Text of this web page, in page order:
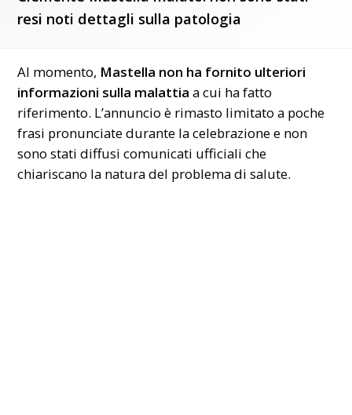
resi noti dettagli sulla patologia
Al momento, Mastella non ha fornito ulteriori
informazioni sulla malattia a cui ha fatto
riferimento. L’annuncio è rimasto limitato a poche
frasi pronunciate durante la celebrazione e non
sono stati diffusi comunicati ufficiali che
chiariscano la natura del problema di salute.